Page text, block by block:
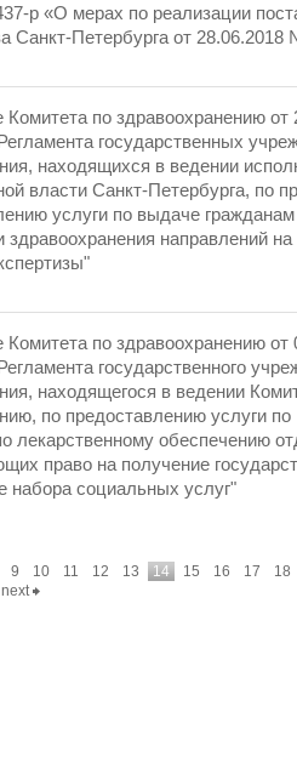
р «О мерах по реализации
Санкт-Петербурга от 28.06.2018
Комитета по здравоохранению
государственных
находящихся в ведении
власти Санкт-Петербурга, по
услуги по выдаче
здравоохранения направлений
Комитета по здравоохранению
государственного
находящегося в ведении
по предоставлению услуги
лекарственному обеспечению
право на получение
набора социальных услуг"
9 10 11 12 13 14 15 16 17
18
next